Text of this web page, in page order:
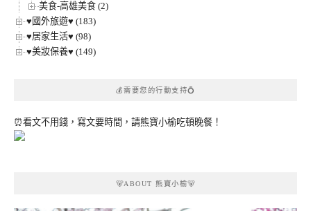
美食-高雄美食 (2)
♥國外旅遊♥ (183)
♥居家生活♥ (98)
♥美妝保養♥ (149)
💰需要您的行動支持💍
⏰看文不用錢，寫文要時間，請熊寶小榆吃頓晚餐！
🐻ABOUT 熊寶小榆🐻